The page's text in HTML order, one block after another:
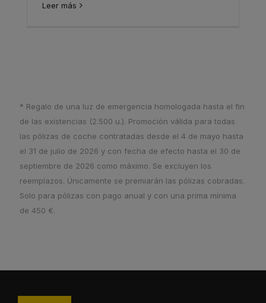
Leer más
* Regalo de una luz de emergencia homologada hasta el fin
de las existencias (2.500 u.). Promoción válida para todas
las pólizas de coche contratadas desde el 4 de mayo hasta
el 31 de julio de 2026 y con fecha de efecto hasta el 30 de
septiembre de 2026 como máximo. Se excluyen los
reemplazos. Únicamente se premiarán las pólizas cobradas.
Solo para pólizas con pago anual y con una prima mínima
de 450 €.